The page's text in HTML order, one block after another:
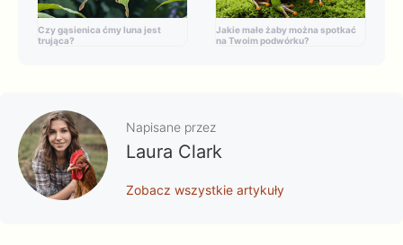
Czy gąsienica ćmy luna jest
trująca?
Jakie małe żaby można spotkać
na Twoim podwórku?
Napisane przez
Laura Clark
Zobacz wszystkie artykuły